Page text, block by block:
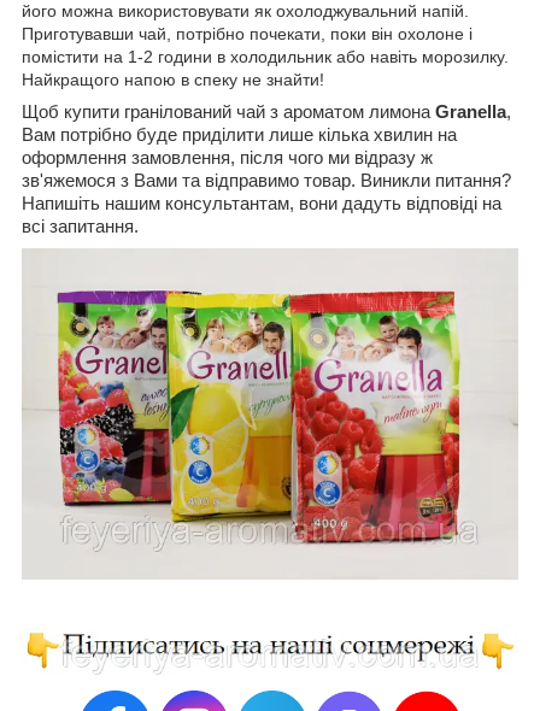
його можна використовувати як охолоджувальний напій.
Приготувавши чай, потрібно почекати, поки він охолоне і
помістити на 1-2 години в холодильник або навіть морозилку.
Найкращого напою в спеку не знайти!
Щоб купити гранілований чай з ароматом лимонаGranella,
Вам потрібно буде приділити лише кілька хвилин на
оформлення замовлення, після чого ми відразу ж
зв'яжемося з Вами та відправимо товар. Виникли питання?
Напишіть нашим консультантам, вони дадуть відповіді на
всі запитання.